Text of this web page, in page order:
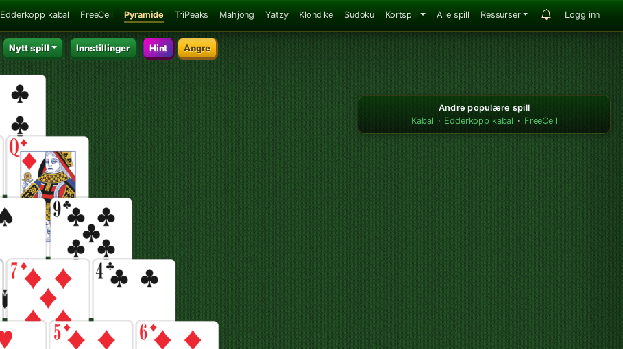
Edderkopp kabal FreeCell Pyramide TriPeaks Mahjong Yatzy Klondike Sudoku Kortspill Alle spill Ressurser Logg inn
Nytt spill Innstillinger Hint Angre
Andre populære spill
Kabal · Edderkopp kabal · FreeCell